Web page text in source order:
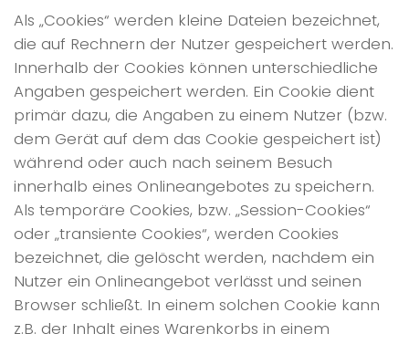
Als „Cookies“ werden kleine Dateien bezeichnet,
die auf Rechnern der Nutzer gespeichert werden.
Innerhalb der Cookies können unterschiedliche
Angaben gespeichert werden. Ein Cookie dient
primär dazu, die Angaben zu einem Nutzer (bzw.
dem Gerät auf dem das Cookie gespeichert ist)
während oder auch nach seinem Besuch
innerhalb eines Onlineangebotes zu speichern.
Als temporäre Cookies, bzw. „Session-Cookies“
oder „transiente Cookies“, werden Cookies
bezeichnet, die gelöscht werden, nachdem ein
Nutzer ein Onlineangebot verlässt und seinen
Browser schließt. In einem solchen Cookie kann
z.B. der Inhalt eines Warenkorbs in einem